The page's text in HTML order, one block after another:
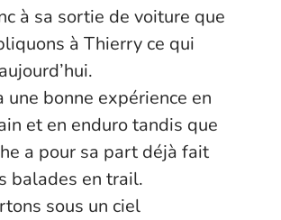
à sa sortie de voiture que
à Thierry ce qui
une bonne expérience en
et en enduro tandis que
a pour sa part déjà fait
balades en trail.
sous un ciel